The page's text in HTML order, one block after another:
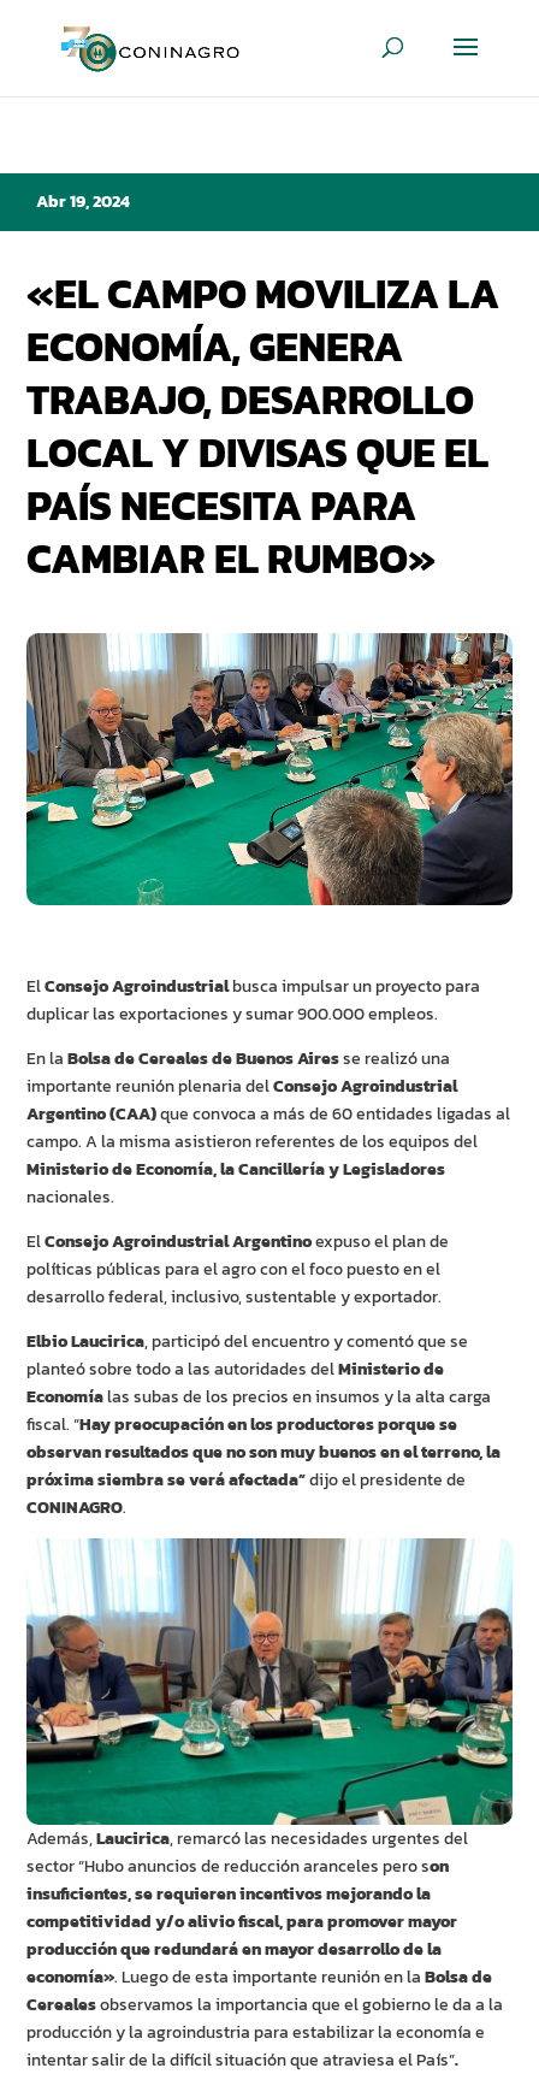
Abr 19, 2024
«EL CAMPO MOVILIZA LA
ECONOMÍA, GENERA
TRABAJO, DESARROLLO
LOCAL Y DIVISAS QUE EL
PAÍS NECESITA PARA
CAMBIAR EL RUMBO»
ElConsejo Agroindustrialbusca impulsar un proyecto para
duplicar las exportaciones y sumar 900.000 empleos.
En laBolsa de Cereales de Buenos Airesse realizó una
importante reunión plenaria delConsejo Agroindustrial
Argentino (CAA)que convoca a más de 60 entidades ligadas al
campo. A la misma asistieron referentes de los equipos del
Ministerio de Economía, la Cancillería y Legisladores
nacionales.
ElConsejo Agroindustrial Argentinoexpuso el plan de
políticas públicas para el agro con el foco puesto en el
desarrollo federal, inclusivo, sustentable y exportador.
Elbio Laucirica, participó del encuentro y comentó que se
planteó sobre todo a las autoridades delMinisterio de
Economíalas subas de los precios en insumos y la alta carga
fiscal. “Hay preocupación en los productores porque se
observan resultados que no son muy buenos en el terreno, la
próxima siembra se verá afectada”dijo el presidente de
CONINAGRO.
Además,Laucirica, remarcó las necesidades urgentes del
sector “Hubo anuncios de reducción aranceles pero son
insuficientes, se requieren incentivos mejorando la
competitividad y/o alivio fiscal, para promover mayor
producción que redundará en mayor desarrollo de la
economía». Luego de esta importante reunión en laBolsa de
Cerealesobservamos la importancia que el gobierno le da a la
producción y la agroindustria para estabilizar la economía e
intentar salir de la difícil situación que atraviesa el País”.